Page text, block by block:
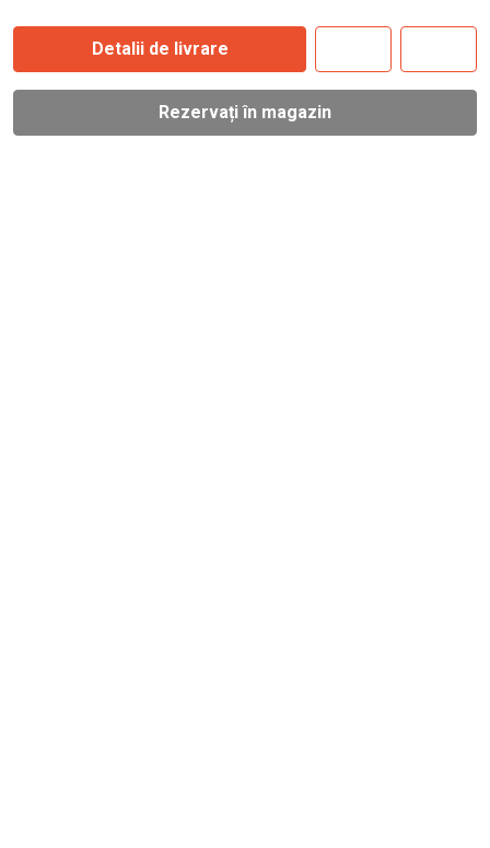
Detalii de livrare
Rezervați în magazin